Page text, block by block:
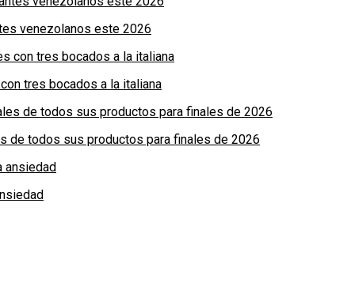
venezolanos este 2026
tres bocados a la italiana
de todos sus productos para finales de 2026